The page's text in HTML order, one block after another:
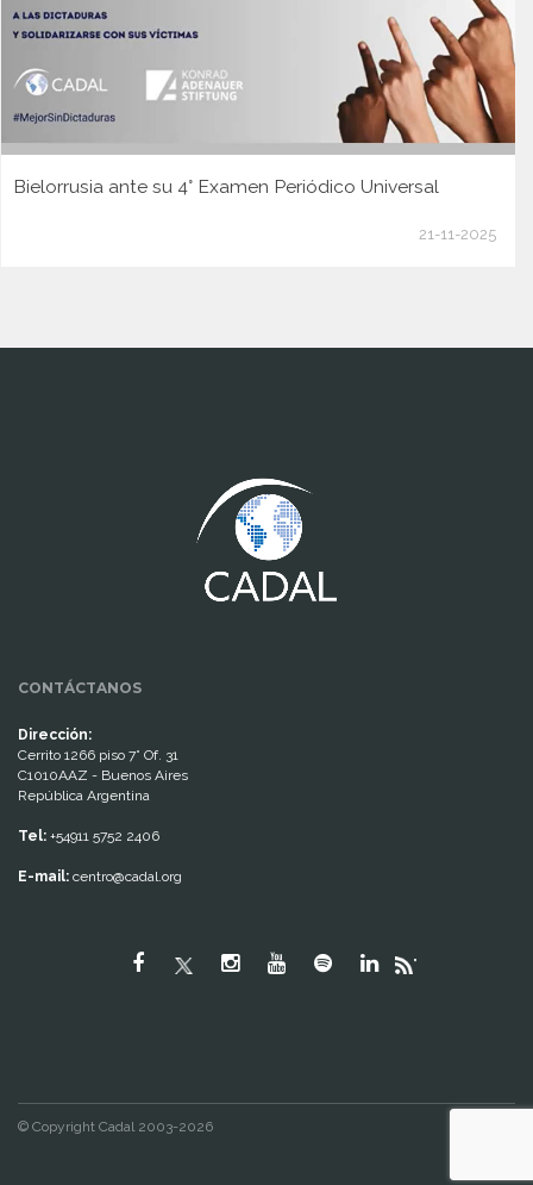
Bielorrusia ante su 4° Examen Periódico Universal
21-11-2025
CONTÁCTANOS
Dirección:
Cerrito 1266 piso 7° Of. 31
C1010AAZ - Buenos Aires
República Argentina
Tel: +54911 5752 2406
E-mail: centro@cadal.org
"
© Copyright Cadal 2003-2026